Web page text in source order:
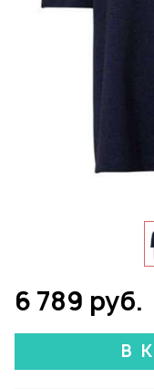
6 789 руб.
В